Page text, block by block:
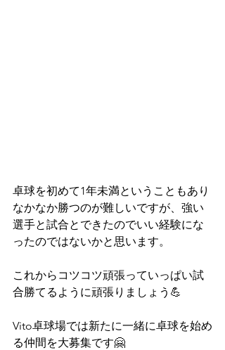
卓球を初めて1年未満ということもあり
なかなか勝つのが難しいですが、強い
選手と試合とできたのでいい経験にな
ったのではないかと思います。
これからコツコツ頑張っていっぱい試
合勝てるように頑張りましょう💪
Vito卓球場では新たに一緒に卓球を始め
る仲間を大募集です🤗